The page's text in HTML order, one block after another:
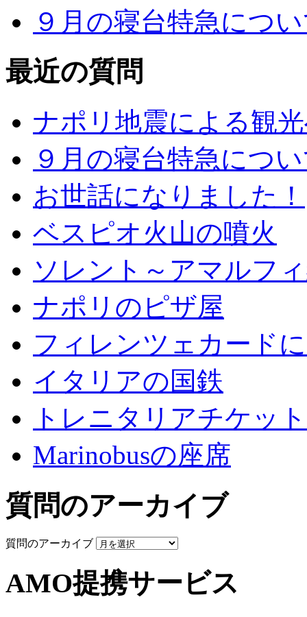
９月の寝台特急につ
最近の質問
ナポリ地震による観
９月の寝台特急につ
お世話になりました！
ベスピオ火山の噴火
ソレント～アマルフ
ナポリのピザ屋
フィレンツェカード
イタリアの国鉄
トレニタリアチケッ
Marinobusの座席
質問のアーカイブ
質問のアーカイブ
AMO提携サービス